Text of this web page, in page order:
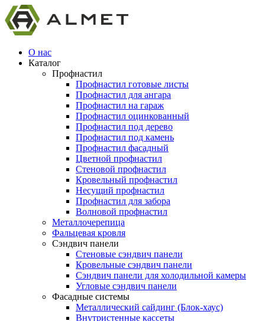
О нас
Каталог
Профнастил
Профнастил готовые листы
Профнастил для ангара
Профнастил на гараж
Профнастил оцинкованный
Профнастил под дерево
Профнастил под камень
Профнастил фасадный
Цветной профнастил
Стеновой профнастил
Кровельный профнастил
Несущий профнастил
Профнастил для забора
Волновой профнастил
Металлочерепица
Фальцевая кровля
Сэндвич панели
Стеновые сэндвич панели
Кровельные сэндвич панели
Сэндвич панели для холодильной камеры
Угловые сэндвич панели
Фасадные системы
Металлический сайдинг (Блок-хаус)
Внутристенные кассеты